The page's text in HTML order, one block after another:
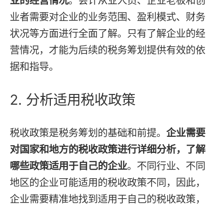
业者需要对企业的业务范围、盈利模式、财务
状况等方面进行全面了解。只有了解企业的经
营情况，才能为后续的税务筹划提供有效的依
据和指导。
2. 分析适用税收政策
税收政策是税务筹划的基础和前提。企业需要
对国家和地方的税收政策进行详细分析，了解
哪些政策适用于自己的企业。不同行业、不同
地区的企业可能适用的税收政策不同，因此，
企业需要精准地找到适用于自己的税收政策，